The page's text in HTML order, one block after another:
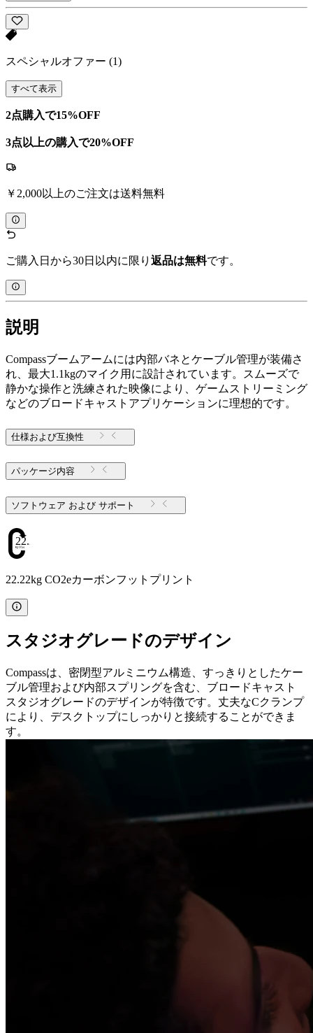
スペシャルオファー (1)
すべて表示
2点購入で15%OFF
3点以上の購入で20%OFF
￥2,000以上のご注文は送料無料
ご購入日から30日以内に限り 返品は無料です。
説明
Compassブームアームには内部バネとケーブル管理が装備さ
れ、最大1.1kgのマイク用に設計されています。スムーズで
静かな操作と洗練された映像により、ゲームストリーミング
などのブロードキャストアプリケーションに理想的です。
仕様および互換性
パッケージ内容
ソフトウェア および サポート
22.22
22.22kg CO2eカーボンフットプリント
スタジオグレードのデザイン
Compassは、密閉型アルミニウム構造、すっきりとしたケー
ブル管理および内部スプリングを含む、ブロードキャスト
スタジオグレードのデザインが特徴です。丈夫なCクランプ
により、デスクトップにしっかりと接続することができま
す。